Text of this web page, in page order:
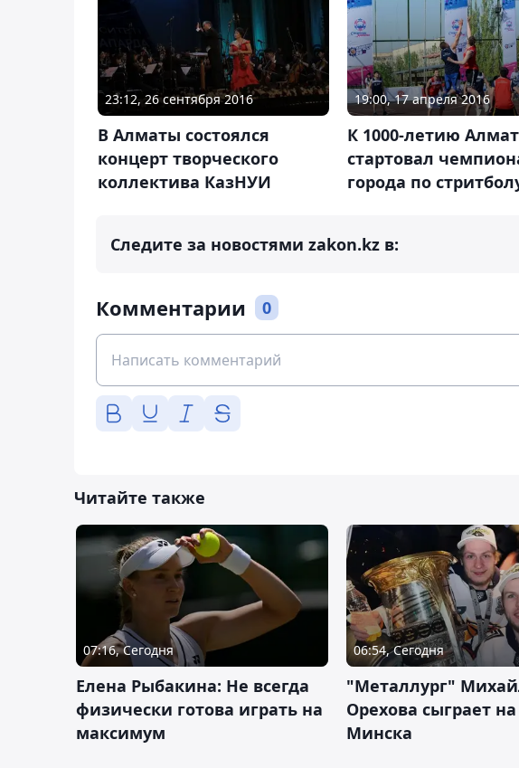
23:12, 26 сентября 2016
В Алматы состоялся
концерт творческого
коллектива КазНУИ
19:00, 17 апреля 2016
К 1000-летию
стартовал
города по
Следите за новостями zakon.kz в:
Комментарии 0
Читайте также
07:16, Сегодня
Елена Рыбакина: Не всегда
физически готова играть на
максимум
06:54, Сегодня
"Металлург"
Орехова сыграет
Минска